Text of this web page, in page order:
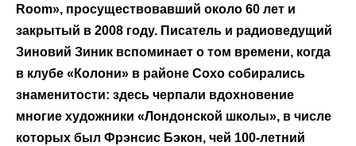
Room», просуществовавший около 60 лет и
закрытый в 2008 году. Писатель и радиоведущий
Зиновий Зиник вспоминает о том времени, когда
в клубе «Колони» в районе Сохо собирались
знаменитости: здесь черпали вдохновение
многие художники «Лондонской школы», в числе
которых был Фрэнсис Бэкон, чей 100-летний